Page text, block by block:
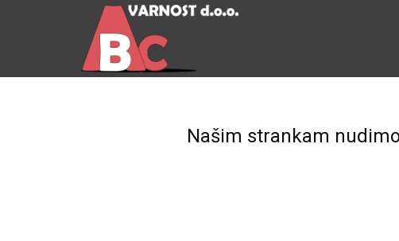
Našim strankam